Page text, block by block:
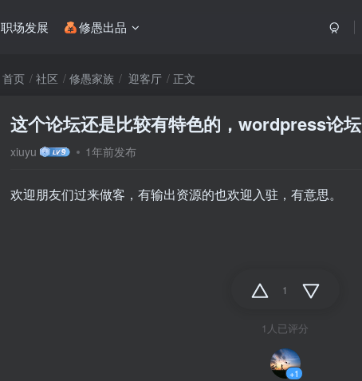
职场发展 修愚出品
首页 社区 修愚家族 迎客厅 正文
这个论坛还是比较有特色的，wordpress论坛
xiuyu 1年前发布
欢迎朋友们过来做客，有输出资源的也欢迎入驻，有意思。
1
1人已评分
+1